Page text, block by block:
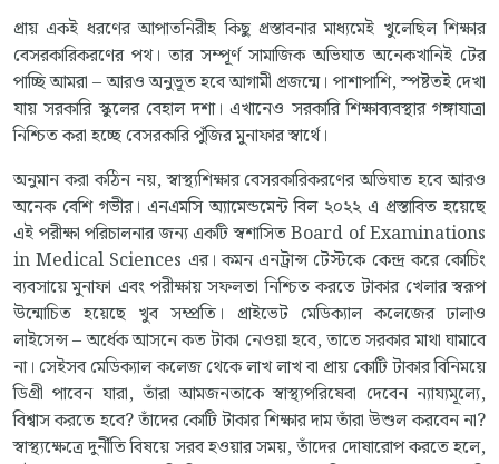
প্রায় একই ধরণের আপাতনিরীহ কিছু প্রস্তাবনার মাধ্যমেই খুলেছিল শিক্ষার
বেসরকারিকরণের পথ। তার সম্পূর্ণ সামাজিক অভিঘাত অনেকখানিই টের
পাচ্ছি আমরা – আরও অনুভূত হবে আগামী প্রজন্মে। পাশাপাশি, স্পষ্টতই দেখা
যায় সরকারি স্কুলের বেহাল দশা। এখানেও সরকারি শিক্ষাব্যবস্থার গঙ্গাযাত্রা
নিশ্চিত করা হচ্ছে বেসরকারি পুঁজির মুনাফার স্বার্থে।
অনুমান করা কঠিন নয়, স্বাস্থ্যশিক্ষার বেসরকারিকরণের অভিঘাত হবে আরও
অনেক বেশি গভীর। এনএমসি অ্যামেন্ডমেন্ট বিল ২০২২ এ প্রস্তাবিত হয়েছে
এই পরীক্ষা পরিচালনার জন্য একটি স্বশাসিত Board of Examinations
in Medical Sciences এর। কমন এনট্রান্স টেস্টকে কেন্দ্র করে কোচিং
ব্যবসায়ে মুনাফা এবং পরীক্ষায় সফলতা নিশ্চিত করতে টাকার খেলার স্বরূপ
উন্মোচিত হয়েছে খুব সম্প্রতি। প্রাইভেট মেডিক্যাল কলেজের ঢালাও
লাইসেন্স – অর্ধেক আসনে কত টাকা নেওয়া হবে, তাতে সরকার মাথা ঘামাবে
না। সেইসব মেডিক্যাল কলেজ থেকে লাখ লাখ বা প্রায় কোটি টাকার বিনিময়ে
ডিগ্রী পাবেন যারা, তাঁরা আমজনতাকে স্বাস্থ্যপরিষেবা দেবেন ন্যায্যমূল্যে,
বিশ্বাস করতে হবে? তাঁদের কোটি টাকার শিক্ষার দাম তাঁরা উশুল করবেন না?
স্বাস্থ্যক্ষেত্রে দুর্নীতি বিষয়ে সরব হওয়ার সময়, তাঁদের দোষারোপ করতে হলে,